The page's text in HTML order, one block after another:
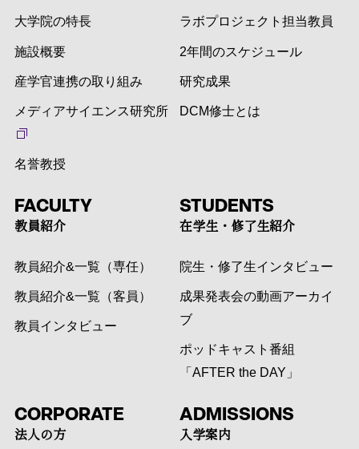
大学院の特長
施設概要
産学官連携の取り組み
メディアサイエンス研究所
名誉教授
ラボプロジェクト担当教員
2年間のスケジュール
研究成果
DCM修士とは
FACULTY
教員紹介
教員紹介&一覧（専任）
教員紹介&一覧（客員）
教員インタビュー
STUDENTS
在学生・修了生紹介
院生・修了生インタビュー
成果発表会の動画アーカイ
ブ
ポッドキャスト番組
「AFTER the DAY」
CORPORATE
法人の方
ADMISSIONS
入学案内